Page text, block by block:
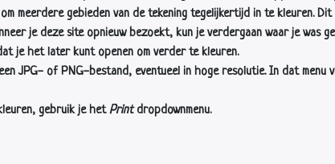
meerdere gebieden van de tekening tegelijkertijd in te kleuren. Dit
je deze site opnieuw bezoekt, kun je verdergaan waar je was
je het later kunt openen om verder te kleuren.
JPG- of PNG-bestand, eventueel in hoge resolutie. In dat
gebruik je hetPrintdropdownmenu.